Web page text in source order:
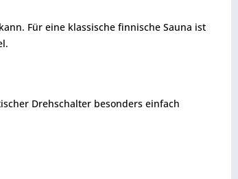
Für eine klassische finnische Sauna ist
Drehschalter besonders einfach